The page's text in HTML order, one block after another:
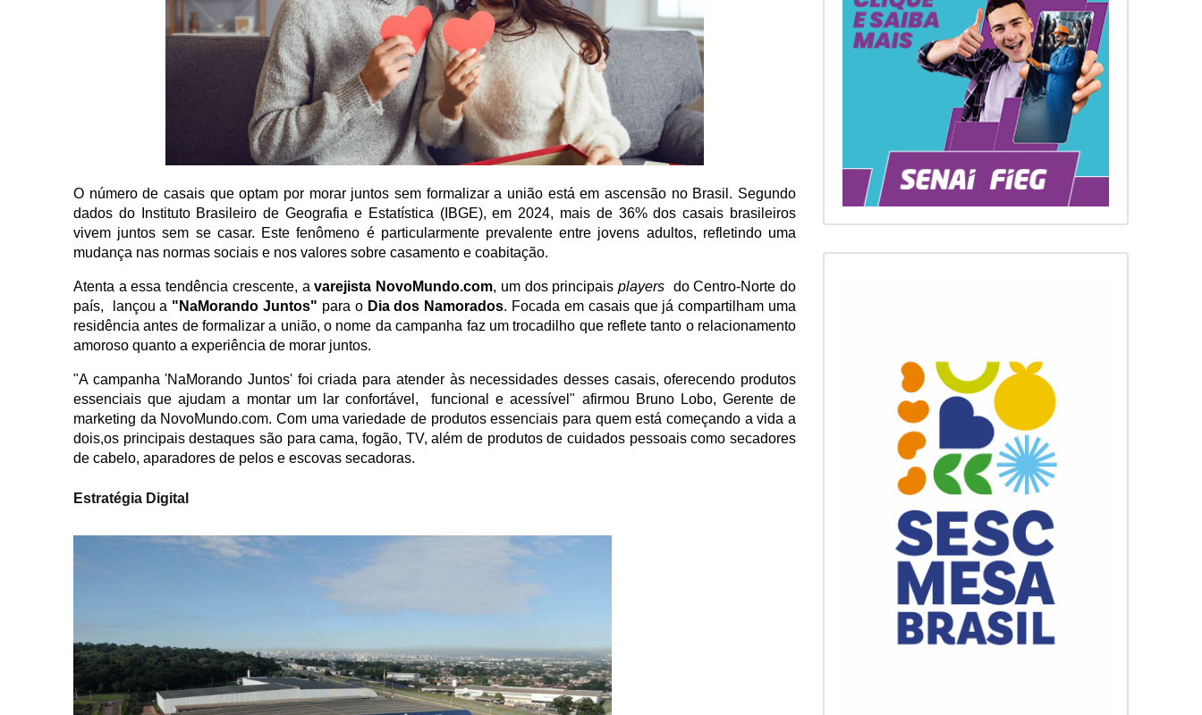
O número de casais que optam por morar juntos sem formalizar a união está em ascensão no Brasil. Segundo
dados do Instituto Brasileiro de Geografia e Estatística (IBGE), em 2024, mais de 36% dos casais brasileiros
vivem juntos sem se casar. Este fenômeno é particularmente prevalente entre jovens adultos, refletindo uma
mudança nas normas sociais e nos valores sobre casamento e coabitação.
Atenta a essa tendência crescente, avarejista NovoMundo.com, um dos principaisplayers do Centro-Norte do
país, lançou a "NaMorando Juntos" para o Dia dos Namorados. Focada em casais que já compartilham uma
residência antes de formalizar a união, o nome da campanha faz um trocadilho que reflete tanto o relacionamento
amoroso quanto a experiência de morar juntos.
"A campanha 'NaMorando Juntos' foi criada para atender às necessidades desses casais, oferecendo produtos
essenciais que ajudam a montar um lar confortável, funcional e acessível" afirmou Bruno Lobo, Gerente de
marketing da NovoMundo.com. Com uma variedade de produtos essenciais para quem está começando a vida a
dois,os principais destaques são para cama, fogão, TV, além de produtos de cuidados pessoais como secadores
de cabelo, aparadores de pelos e escovas secadoras.
Estratégia Digital